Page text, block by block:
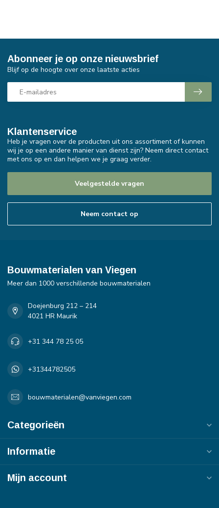
Klantenservice
Heb je vragen over de producten uit ons assortiment of kunnen
wij je op een andere manier van dienst zijn? Neem direct contact
met ons op en dan helpen we je graag verder.
Veelgestelde vragen
Neem contact op
Abonneer je op onze nieuwsbrief
Blijf op de hoogte over onze laatste acties
Bouwmaterialen van Viegen
Meer dan 1000 verschillende bouwmaterialen
Doejenburg 212 – 214
4021 HR Maurik
+31 344 78 25 05
+31344782505
bouwmaterialen@vanviegen.com
Categorieën
Informatie
Mijn account